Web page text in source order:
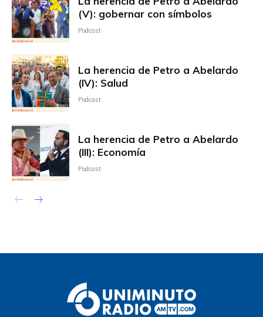
(V): gobernar con símbolos
Podcast
La herencia de Petro a Abelardo
(IV): Salud
Podcast
La herencia de Petro a Abelardo
(III): Economía
Podcast